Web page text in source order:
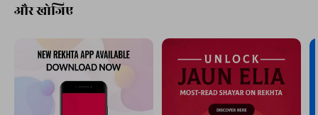
और खोजिए